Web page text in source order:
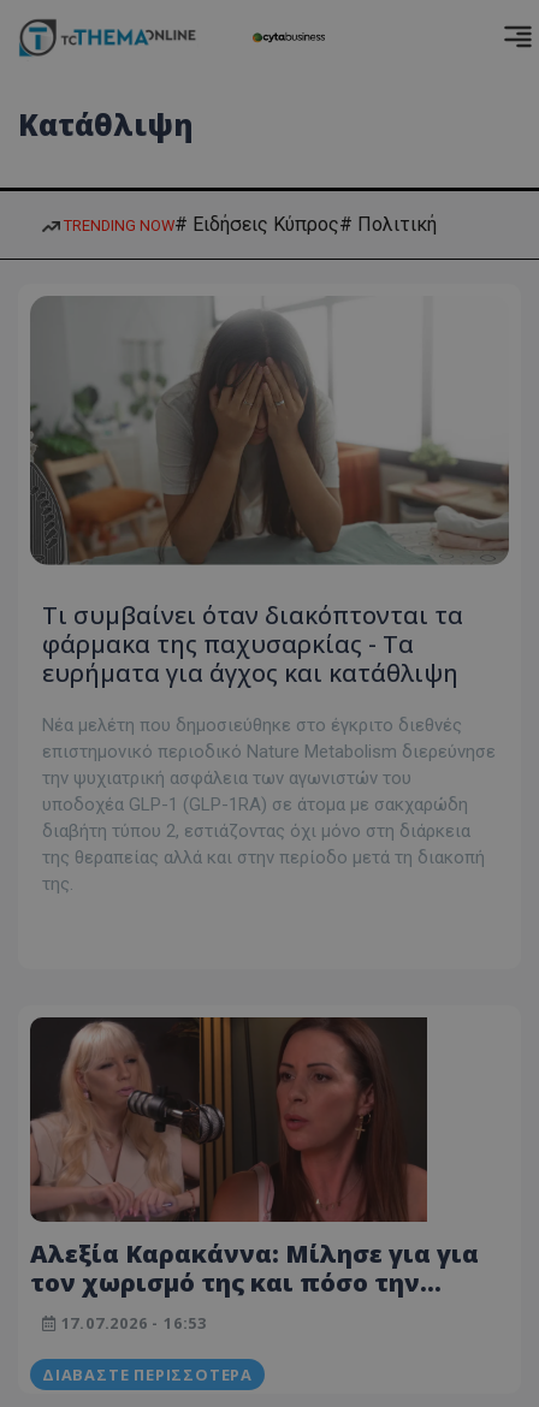
Κατάθλιψη
TRENDING NOW# Ειδήσεις Κύπρος# Πολιτική
Τι συμβαίνει όταν διακόπτονται τα
φάρμακα της παχυσαρκίας - Τα
ευρήματα για άγχος και κατάθλιψη
Νέα μελέτη που δημοσιεύθηκε στο έγκριτο διεθνές
επιστημονικό περιοδικό Nature Metabolism διερεύνησε
την ψυχιατρική ασφάλεια των αγωνιστών του
υποδοχέα GLP-1 (GLP-1RA) σε άτομα με σακχαρώδη
διαβήτη τύπου 2, εστιάζοντας όχι μόνο στη διάρκεια
της θεραπείας αλλά και στην περίοδο μετά τη διακοπή
της.
Αλεξία Καρακάννα: Μίλησε για για
τον χωρισμό της και πόσο την
επηρέασε – «Υπήρχε κατάθλιψη και
κλάμα» – Βίντεο
17.07.2026 - 16:53
ΔΙΑΒΆΣΤΕ ΠΕΡΙΣΣΌΤΕΡΑ